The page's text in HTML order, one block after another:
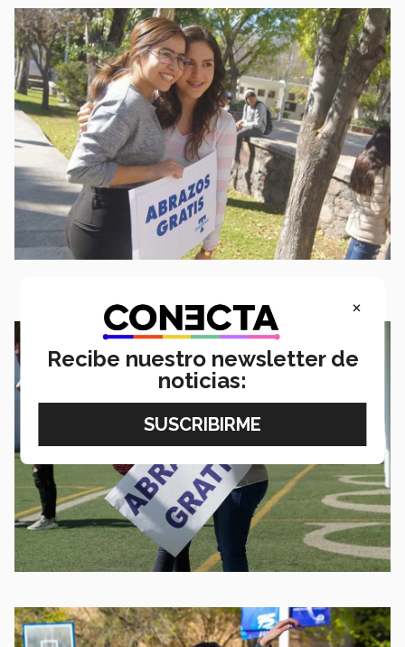
×
Recibe nuestro newsletter de
noticias: